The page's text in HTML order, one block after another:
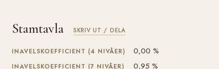
Stamtavla SKRIV UT / DELA
INAVELSKOEFFICIENT (4 NIVÅER) 0,00 %
INAVELSKOEFFICIENT (7 NIVÅER) 0,95 %